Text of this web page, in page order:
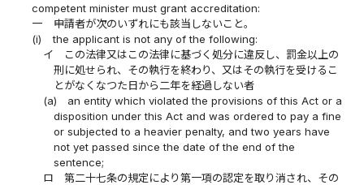
competent minister must grant accreditation:
一
申請者が次のいずれにも該当しないこと。
(i)
the applicant is not any of the following:
イ
この法律又はこの法律に基づく処分に違反し、罰金以上の
刑に処せられ、その執行を終わり、又はその執行を受けるこ
とがなくなつた日から二年を経過しない者
(a)
an entity which violated the provisions of this Act or a
disposition under this Act and was ordered to pay a fine
or subjected to a heavier penalty, and two years have
not yet passed since the date of the end of the
sentence;
ロ
第二十七条の規定により第一項の認定を取り消され、その